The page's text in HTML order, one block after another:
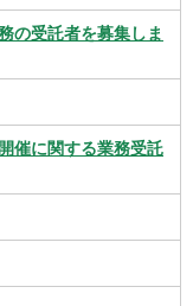
の受託者を募集しま
催に関する業務受託